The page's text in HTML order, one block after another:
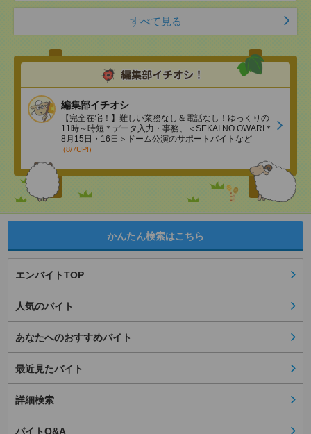
すべて見る
編集部イチオシ
【完全在宅！】難しい業務なし＆電話なし！ゆっくりの
11時～時短＊データ入力・事務、＜SEKAI NO OWARI＊
8月15日・16日＞ドーム公演のサポートバイトなど
(8/7UP!)
かんたん検索はこちら
エンバイトTOP
人気のバイト
あなたへのおすすめバイト
最近見たバイト
詳細検索
バイトQ&A